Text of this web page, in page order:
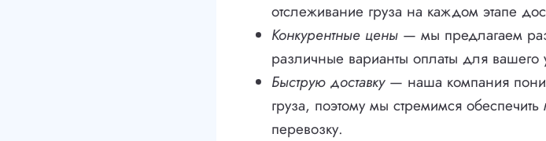
отслеживание груза на каждом этапе
Конкурентные цены — мы предлагаем
различные варианты оплаты для вашего
Быструю доставку— наша компания
груза, поэтому мы стремимся
перевозку.